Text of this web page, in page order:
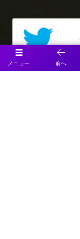
メニュー 前へ